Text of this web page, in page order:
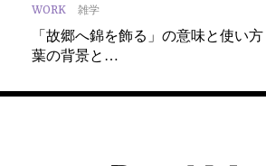
WORK 雑学
「故郷へ錦を飾る」の意味と使い
葉の背景と…